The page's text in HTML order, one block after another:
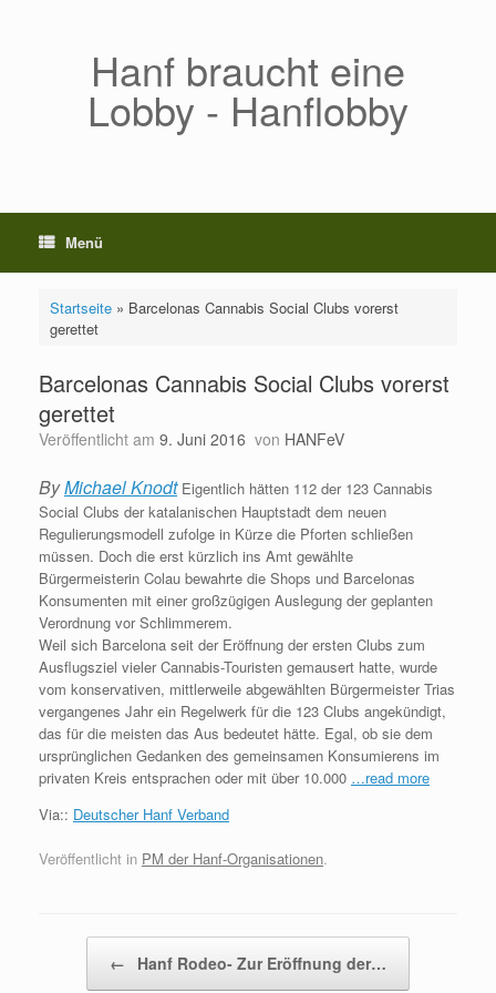
Hanf braucht eine
Lobby - Hanflobby
Menü
Startseite» Barcelonas Cannabis Social Clubs vorerst
gerettet
Barcelonas Cannabis Social Clubs vorerst
gerettet
Veröffentlicht am 9. Juni 2016 von HANFeV
ByMichael KnodtEigentlich hätten 112 der 123 Cannabis
Social Clubs der katalanischen Hauptstadt dem neuen
Regulierungsmodell zufolge in Kürze die Pforten schließen
müssen. Doch die erst kürzlich ins Amt gewählte
Bürgermeisterin Colau bewahrte die Shops und Barcelonas
Konsumenten mit einer großzügigen Auslegung der geplanten
Verordnung vor Schlimmerem.
Weil sich Barcelona seit der Eröffnung der ersten Clubs zum
Ausflugsziel vieler Cannabis-Touristen gemausert hatte, wurde
vom konservativen, mittlerweile abgewählten Bürgermeister Trias
vergangenes Jahr ein Regelwerk für die 123 Clubs angekündigt,
das für die meisten das Aus bedeutet hätte. Egal, ob sie dem
ursprünglichen Gedanken des gemeinsamen Konsumierens im
privaten Kreis entsprachen oder mit über 10.000 …read more
Via:: Deutscher Hanf Verband
Veröffentlicht in PM der Hanf-Organisationen.
← Hanf Rodeo- Zur Eröffnung der…